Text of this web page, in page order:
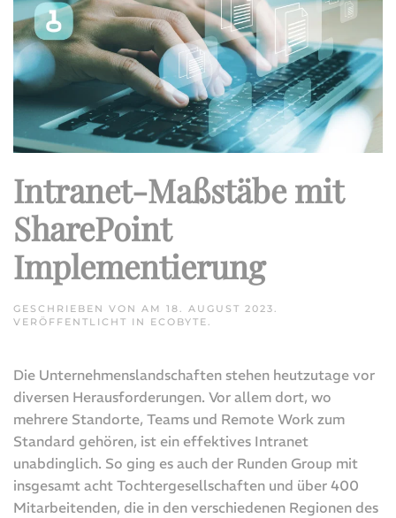
Intranet-Maßstäbe mit
SharePoint
Implementierung
GESCHRIEBEN VON AM 18. AUGUST 2023.
VERÖFFENTLICHT IN ECOBYTE.
Die Unternehmenslandschaften stehen heutzutage vor
diversen Herausforderungen. Vor allem dort, wo
mehrere Standorte, Teams und Remote Work zum
Standard gehören, ist ein effektives Intranet
unabdinglich. So ging es auch der Runden Group mit
insgesamt acht Tochtergesellschaften und über 400
Mitarbeitenden, die in den verschiedenen Regionen des